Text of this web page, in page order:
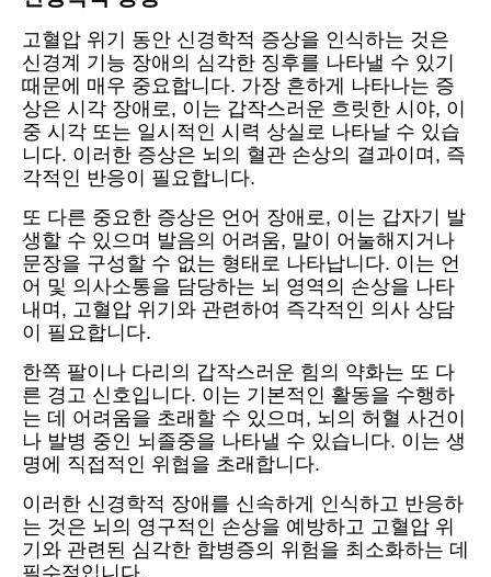
고혈압 위기 동안 신경학적 증상을 인식하는 것은
신경계 기능 장애의 심각한 징후를 나타낼 수 있기
때문에 매우 중요합니다. 가장 흔하게 나타나는 증
상은 시각 장애로, 이는 갑작스러운 흐릿한 시야, 이
중 시각 또는 일시적인 시력 상실로 나타날 수 있습
니다. 이러한 증상은 뇌의 혈관 손상의 결과이며, 즉
각적인 반응이 필요합니다.
또 다른 중요한 증상은 언어 장애로, 이는 갑자기 발
생할 수 있으며 발음의 어려움, 말이 어눌해지거나
문장을 구성할 수 없는 형태로 나타납니다. 이는 언
어 및 의사소통을 담당하는 뇌 영역의 손상을 나타
내며, 고혈압 위기와 관련하여 즉각적인 의사 상담
이 필요합니다.
한쪽 팔이나 다리의 갑작스러운 힘의 약화는 또 다
른 경고 신호입니다. 이는 기본적인 활동을 수행하
는 데 어려움을 초래할 수 있으며, 뇌의 허혈 사건이
나 발병 중인 뇌졸중을 나타낼 수 있습니다. 이는 생
명에 직접적인 위협을 초래합니다.
이러한 신경학적 장애를 신속하게 인식하고 반응하
는 것은 뇌의 영구적인 손상을 예방하고 고혈압 위
기와 관련된 심각한 합병증의 위험을 최소화하는 데
필수적입니다.